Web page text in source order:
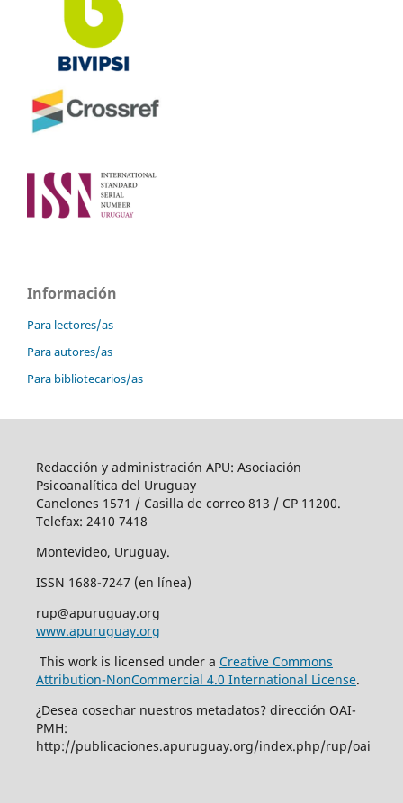
Información
Para lectores/as
Para autores/as
Para bibliotecarios/as
Redacción y administración APU: Asociación
Psicoanalítica del Uruguay
Canelones 1571 / Casilla de correo 813 / CP 11200.
Telefax: 2410 7418
Montevideo, Uruguay.
ISSN 1688-7247 (en línea)
rup@apuruguay.org
www.apuruguay.org
This work is licensed under a Creative Commons
Attribution-NonCommercial 4.0 International License.
¿Desea cosechar nuestros metadatos? dirección OAI-
PMH:
http://publicaciones.apuruguay.org/index.php/rup/oai